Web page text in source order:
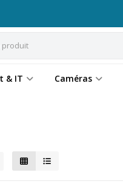
& IT Caméras